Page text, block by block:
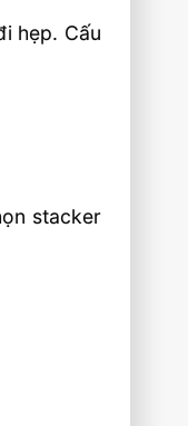
hẹp. Cấu
stacker